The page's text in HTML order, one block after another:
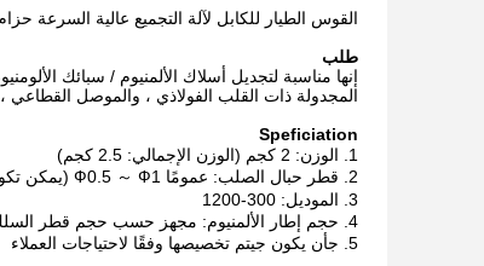
القوس الطيار للكابل لآلة التجميع عالية السرعة
طلب
إنها مناسبة لتجديل أسلاك الألمنيوم / سبائك
المجدولة ذات القلب الفولاذي ، والموصل القطاعي
Speficiation
1. الوزن: 2 كجم (الوزن الإجمالي: 2.5 كجم)
2. قطر حبال الصلب: عمومًا Ф0.5 ～ Ф1 (يمكن تكوينها وفقًا لاحتياجات العميل)
3. الموديل: 300-1200
4. حجم إطار الألمنيوم: مجهز حسب حجم قطر السلك
5. ج
أن يكون جيتم تخصيصها وفقًا لاحتياجات العملاء